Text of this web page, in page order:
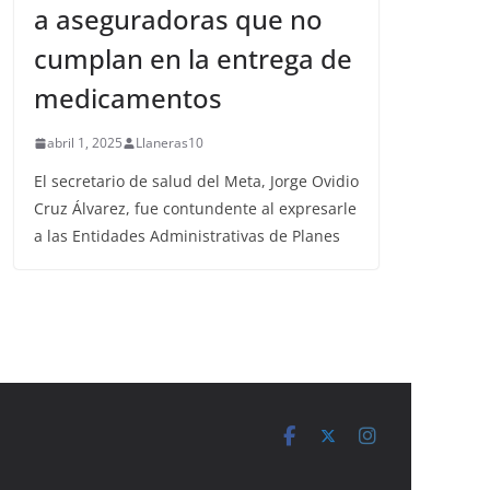
a aseguradoras que no
cumplan en la entrega de
medicamentos
abril 1, 2025 Llaneras10
El secretario de salud del Meta, Jorge Ovidio
Cruz Álvarez, fue contundente al expresarle
a las Entidades Administrativas de Planes